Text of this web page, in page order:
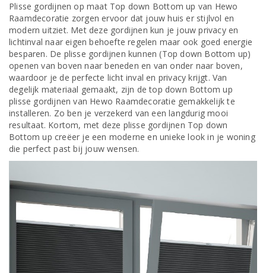
Plisse gordijnen op maat Top down Bottom up van Hewo
Raamdecoratie zorgen ervoor dat jouw huis er stijlvol en
modern uitziet. Met deze gordijnen kun je jouw privacy en
lichtinval naar eigen behoefte regelen maar ook goed energie
besparen. De plisse gordijnen kunnen (Top down Bottom up)
openen van boven naar beneden en van onder naar boven,
waardoor je de perfecte licht inval en privacy krijgt. Van
degelijk materiaal gemaakt, zijn de top down Bottom up
plisse gordijnen van Hewo Raamdecoratie gemakkelijk te
installeren. Zo ben je verzekerd van een langdurig mooi
resultaat. Kortom, met deze plisse gordijnen Top down
Bottom up creëer je een moderne en unieke look in je woning
die perfect past bij jouw wensen.